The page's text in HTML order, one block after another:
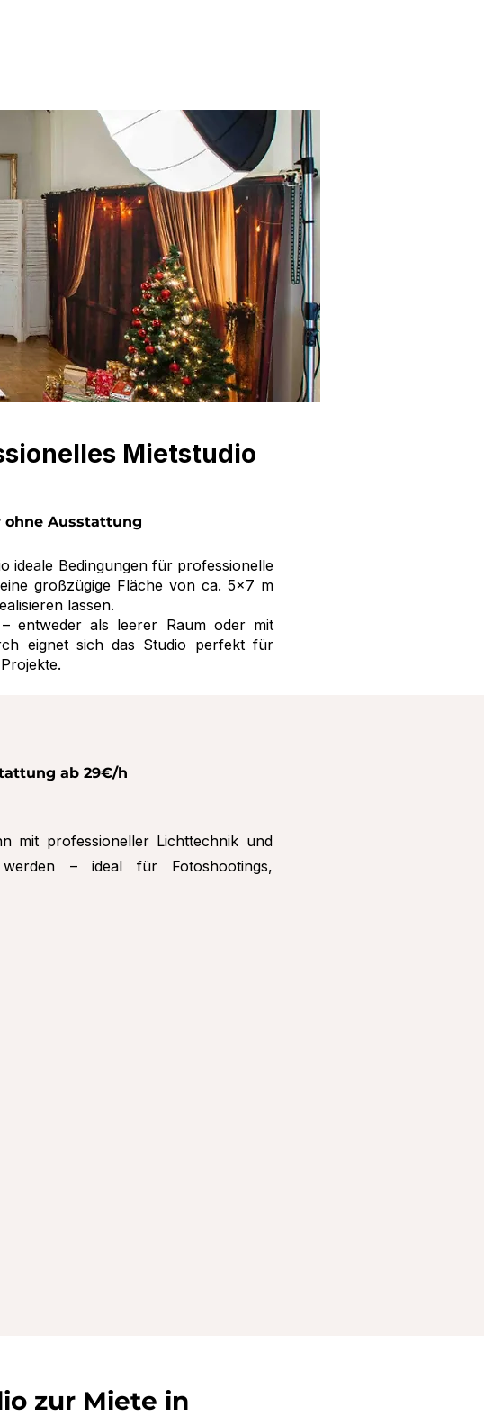
Mietstudio
ohne Ausstattung
ideale Bedingungen für professionelle
großzügige Fläche von ca. 5×7 m
lassen.
entweder als leerer Raum oder mit
eignet sich das Studio perfekt für
ab 29€/h
mit professioneller Lichttechnik und
– ideal für Fotoshootings,
zur Miete in